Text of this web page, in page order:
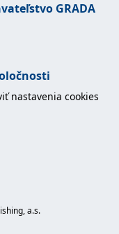
GRADA
nastavenia cookies
a.s.